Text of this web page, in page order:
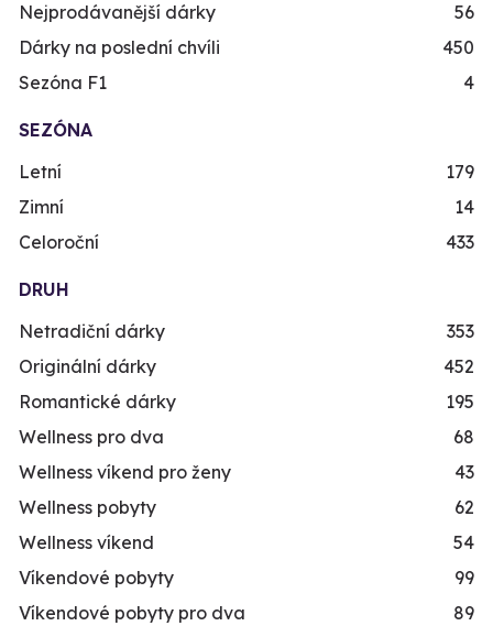
Nejprodávanější dárky
56
Dárky na poslední chvíli
450
Sezóna F1
4
SEZÓNA
Letní
179
Zimní
14
Celoroční
433
DRUH
Netradiční dárky
353
Originální dárky
452
Romantické dárky
195
Wellness pro dva
68
Wellness víkend pro ženy
43
Wellness pobyty
62
Wellness víkend
54
Víkendové pobyty
99
Víkendové pobyty pro dva
89